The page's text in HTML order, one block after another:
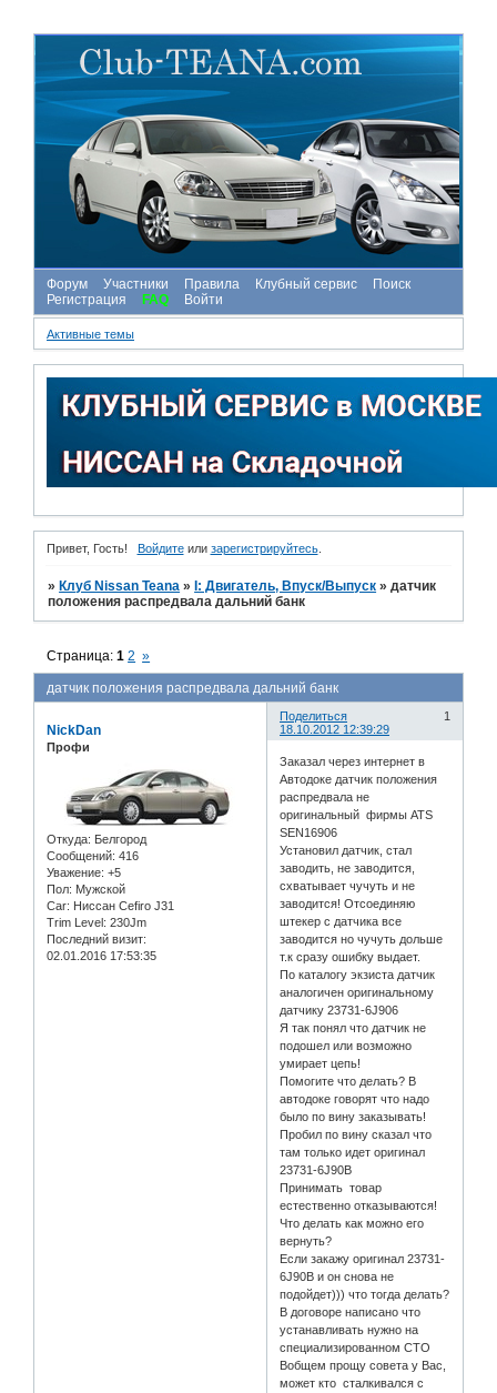
Форум Участники Правила Клубный сервис
Поиск
Регистрация
FAQ Войти
Активные темы
Привет, Гость! Войдитеили зарегистрируйтесь.
» Клуб Nissan Teana » I: Двигатель, Впуск/Выпуск »датчик
положения распредвала дальний банк
датчик положения распредвала дальний банк
Страница:1 2 »
Поделиться
1
18.10.2012 12:39:29
NickDan
Профи
Откуда: Белгород
Сообщений: 416
Уважение: +5
Пол: Мужской
Car: Ниссан Cefiro J31
Trim Level: 230Jm
Последний визит:
02.01.2016 17:53:35
Заказал через интернет в
Автодоке датчик положения
распредвала не
оригинальный фирмы ATS
SEN16906
Установил датчик, стал
заводить, не заводится,
схватывает чучуть и не
заводится! Отсоединяю
штекер с датчика все
заводится но чучуть дольше
т.к сразу ошибку выдает.
По каталогу экзиста датчик
аналогичен оригинальному
датчику 23731-6J906
Я так понял что датчик не
подошел или возможно
умирает цепь!
Помогите что делать? В
автодоке говорят что надо
было по вину заказывать!
Пробил по вину сказал что
там только идет оригинал
23731-6J90B
Принимать товар
естественно отказываются!
Что делать как можно его
вернуть?
Если закажу оригинал 23731-
6J90B и он снова не
подойдет))) что тогда делать?
В договоре написано что
устанавливать нужно на
специализированном СТО
Вобщем прощу совета у Вас,
может кто сталкивался с